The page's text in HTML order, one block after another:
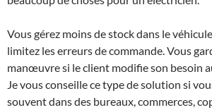
Vous gérez moins de stock dans le
limitez les erreurs de commande. Vous
manœuvre si le client modifie son besoin
Je vous conseille ce type de solution si
souvent dans des bureaux, commerces,